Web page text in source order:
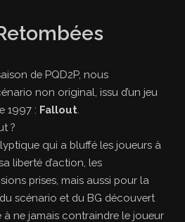
de PQD2P, nous
non original, issu d’un jeu
1997 : Fallout
?
qui a bluffé les joueurs à
liberté d’action, les
prises, mais aussi pour la
scénario et du BG découvert
ne jamais contraindre le joueur